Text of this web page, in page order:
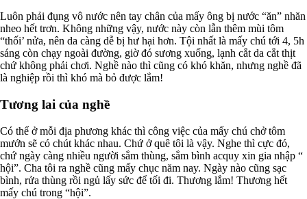
Luôn phải đụng vô nước nên tay chân của mấy ông bị nước “ăn” nhăn
nheo hết trơn. Không những vậy, nước này còn lẫn thêm mùi tôm
“thối’ nửa, nên da càng dễ bị hư hại hơn. Tội nhất là mấy chú tới 4, 5h
sáng còn chạy ngoài đường, giờ đó sương xuống, lạnh cắt da cắt thịt
chứ không phải chơi. Nghề nào thì cũng có khó khăn, nhưng nghề đã
là nghiệp rồi thì khó mà bỏ được lắm!
Tương lai của nghề
Có thể ở mỗi địa phương khác thì công việc của mấy chú chở tôm
mướn sẽ có chút khác nhau. Chứ ở quê tôi là vậy. Nghe thì cực đó,
chứ ngày càng nhiều người sắm thùng, sắm bình acquy xin gia nhập “
hội”. Cha tôi ra nghề cũng mấy chục năm nay. Ngày nào cũng sạc
bình, rửa thùng rồi ngủ lấy sức để tối đi. Thương lắm! Thương hết
mấy chú trong “hội”.